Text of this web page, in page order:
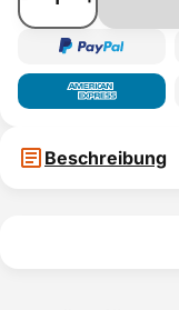
Beschreibung